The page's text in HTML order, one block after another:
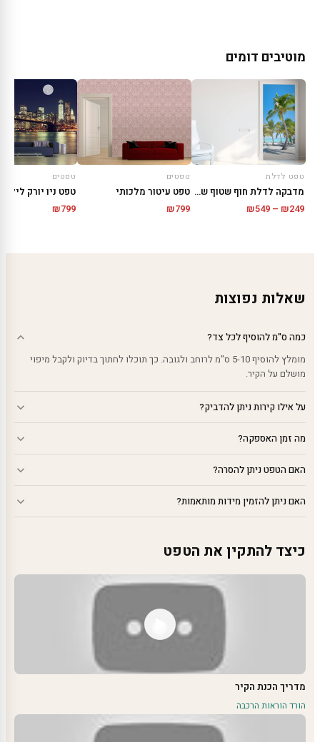
מוטיבים דומים
טפט לדלת
מדבקה לדלת חוף שטוף שמש
₪249
–
₪549
טפטים
טפט עיטור מלכותי
₪799
טפטים
טפט ניו יורק לילית
₪799
שאלות נפוצות
כמה ס"מ להוסיף לכל צד?
מומלץ להוסיף 5-10 ס"מ לרוחב ולגובה. כך תוכלו לחתוך בדיוק ולקבל מיפוי
מושלם על הקיר.
על אילו קירות ניתן להדביק?
מה זמן האספקה?
האם הטפט ניתן להסרה?
האם ניתן להזמין מידות מותאמות?
כיצד להתקין את הטפט
מדריך הכנת הקיר
הורד הוראות הרכבה